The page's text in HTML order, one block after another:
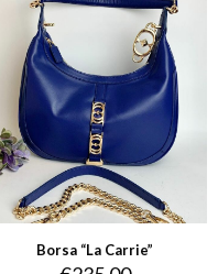
Borsa “La Carrie”